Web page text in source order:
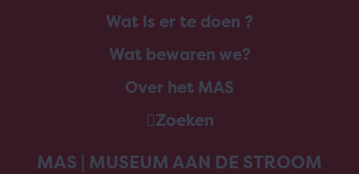
Wat is er te doen ?
Wat bewaren we?
Over het MAS
Zoeken
MAS | MUSEUM AAN DE STROOM